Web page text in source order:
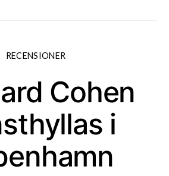
RECENSIONER
Cohen
i